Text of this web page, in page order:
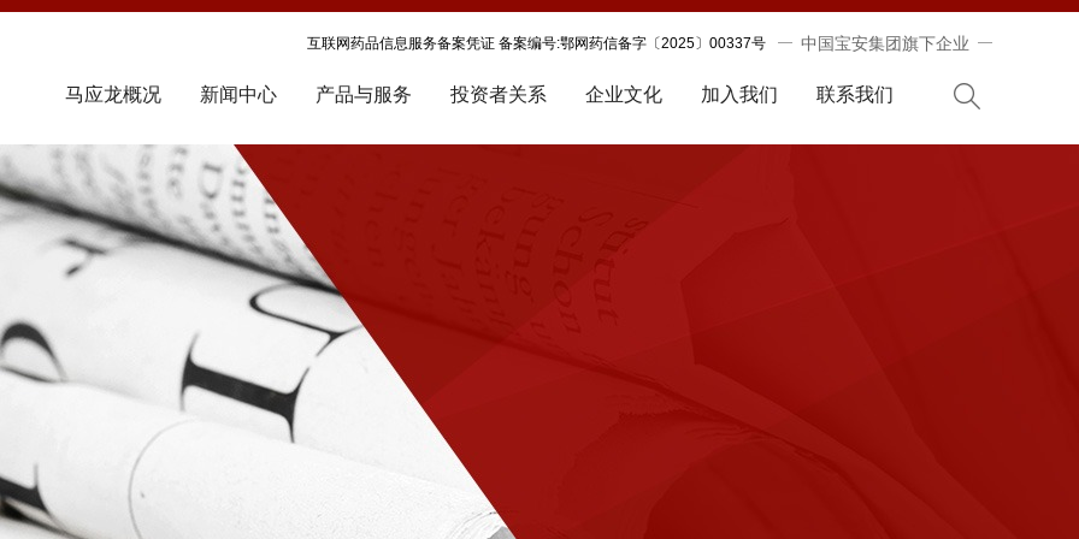
互联网药品信息服务备案凭证 备案编号:鄂网药信备字〔2025〕00337号 中国宝安集团旗下企业
马应龙概况 新闻中心 产品与服务 投资者关系 企业文化 加入我们 联系我们